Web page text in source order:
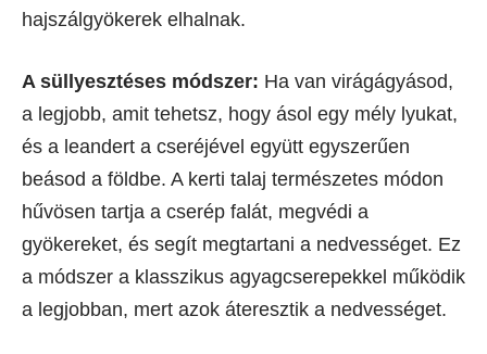
hajszálgyökerek elhalnak.
A süllyesztéses módszer: Ha van virágágyásod,
a legjobb, amit tehetsz, hogy ásol egy mély lyukat,
és a leandert a cseréjével együtt egyszerűen
beásod a földbe. A kerti talaj természetes módon
hűvösen tartja a cserép falát, megvédi a
gyökereket, és segít megtartani a nedvességet. Ez
a módszer a klasszikus agyagcserepekkel működik
a legjobban, mert azok áteresztik a nedvességet.